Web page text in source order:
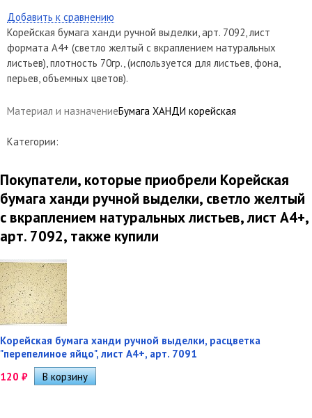
Добавить к сравнению
Корейская бумага ханди ручной выделки, арт. 7092, лист
формата А4+ (светло желтый с вкраплением натуральных
листьев), плотность 70гр., (используется для листьев, фона,
перьев, объемных цветов).
Материал и назначениеБумага ХАНДИ корейская
Категории:
Покупатели, которые приобрели Корейская
бумага ханди ручной выделки, светло желтый
с вкраплением натуральных листьев, лист А4+,
арт. 7092, также купили
Корейская бумага ханди ручной выделки, расцветка
"перепелиное яйцо", лист А4+, арт. 7091
120 ₽